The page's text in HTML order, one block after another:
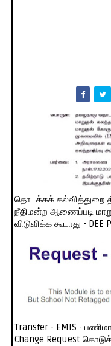
தொடக்கக் கல்வித்துறை
நீதிமன்ற ஆணைப்படி
விடுவிக்க கூடாது - DEE
Transfer - EMIS -
Change Request